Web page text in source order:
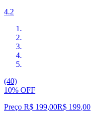
4.2
(40)
10% OFF
Preço R$ 199,00R$ 199,00